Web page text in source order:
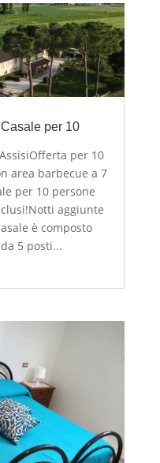
per 10
per 10
area barbecue a 7
per 10 persone
aggiunte
è composto
5 posti...